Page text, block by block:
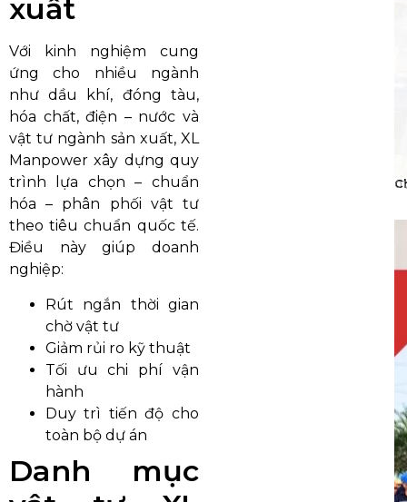
xuất
Với kinh nghiệm cung
ứng cho nhiều ngành
như dầu khí, đóng tàu,
hóa chất, điện – nước và
vật tư ngành sản xuất, XL
Manpower xây dựng quy
trình lựa chọn – chuẩn
hóa – phân phối vật tư
theo tiêu chuẩn quốc tế.
Điều này giúp doanh
nghiệp:
Rút ngắn thời gian
chờ vật tư
Giảm rủi ro kỹ thuật
Tối ưu chi phí vận
hành
Duy trì tiến độ cho
toàn bộ dự án
Danh mục